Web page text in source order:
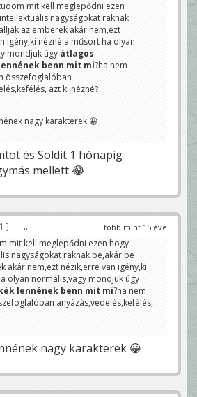
mit kell meglepődni ezen
nagyságokat raknak
az emberek akár nem,ezt
igény,ki nézné a műsort ha olyan
mondjuk úgy átlagos
benn mit mi?ha nem
összefoglalóban
azt ki nézné?
nagy karakterek 😀
és Soldit 1 hónapig
mellett 😂
több mint 15 éve
— ...
mit kell meglepődni ezen hogy
nagyságokat raknak be,akár be
akár nem,ezt nézik,erre van igény,ki
olyan normális,vagy mondjuk úgy
lennének benn mit mi?ha nem
anyázás,vedelés,kefélés,
nagy karakterek 😀